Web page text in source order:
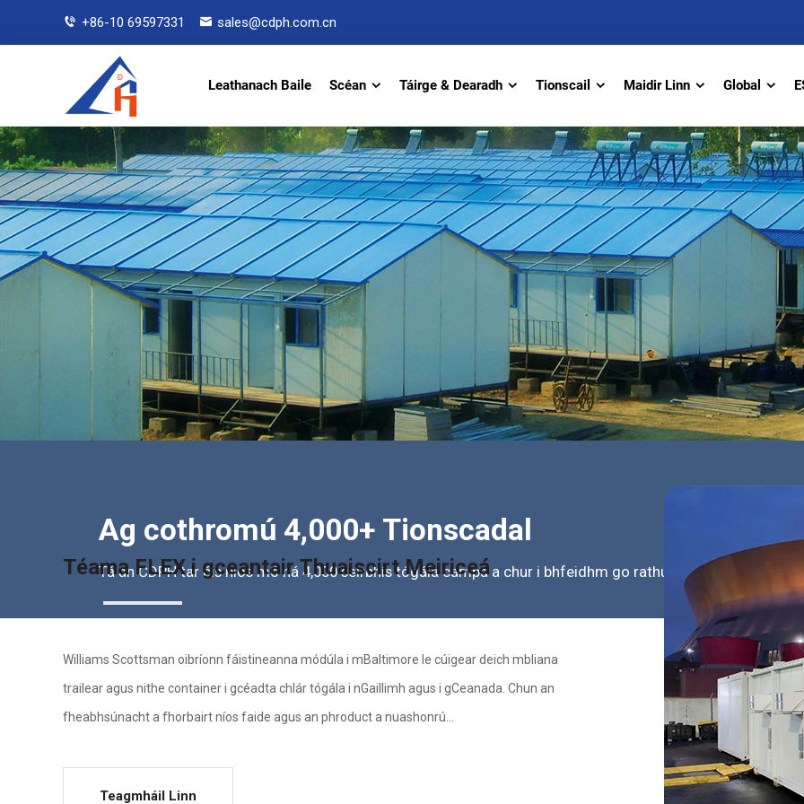
+86-10 69597331 sales@cdph.com.cn
Leathanach Baile Scéan Táirge & Dearadh Tionscail Maidir Linn Global
Ag cothromú 4,000+ Tionscadal
Tá an CDPH tar éis níos mó ná 4,000 seirbhís tógála campa a chur i bhfeidhm go rathúil i níos mó ná 100
Téama FLEX i gceantair Thuaiscirt Meiriceá
Williams Scottsman oibríonn fáistineanna módúla i mBaltimore le cúigear deich mbliana
trailear agus nithe container i gcéadta chlár tógála i nGaillimh agus i gCeanada. Chun an
fheabhsúnacht a fhorbairt níos faide agus an phroduct a nuashonrú...
Teagmháil Linn